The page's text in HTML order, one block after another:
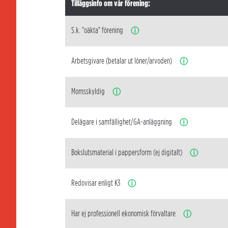
Tilläggsinfo om vår förening:
S.k. "oäkta" förening ⓘ
Arbetsgivare (betalar ut löner/arvoden) ⓘ
Momsskyldig ⓘ
Delägare i samfällighet/GA-anläggning ⓘ
Bokslutsmaterial i pappersform (ej digitalt) ⓘ
Redovisar enligt K3 ⓘ
Har ej professionell ekonomisk förvaltare ⓘ